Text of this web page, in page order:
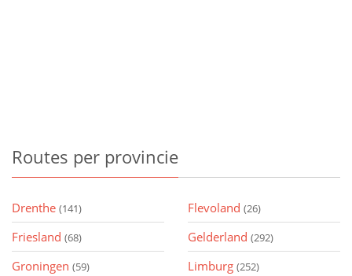
Routes per provincie
Drenthe (141) Flevoland (26)
Friesland (68) Gelderland (292)
Groningen (59) Limburg (252)